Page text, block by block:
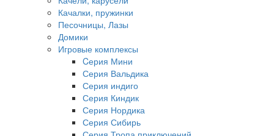
Качалки, пружинки
Песочницы, Лазы
Домики
Игровые комплексы
Cерия Мини
Серия Вальдика
Серия индиго
Серия Киндик
Серия Нордика
Серия Сибирь